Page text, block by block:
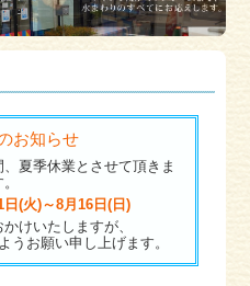
お知らせ
夏季休業とさせて頂きま
(火)～8月16日(日)
けいたしますが、
うお願い申し上げます。